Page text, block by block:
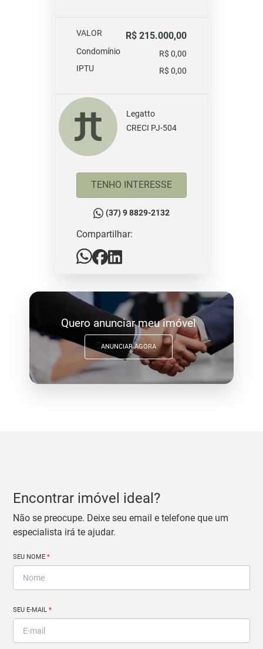
VALOR R$ 215.000,00
Condomínio
R$ 0,00
IPTU
R$ 0,00
Legatto
CRECI PJ-504
TENHO INTERESSE
(37) 9 8829-2132
Compartilhar:
Quero anunciar meu imóvel
ANUNCIAR AGORA
Encontrar imóvel ideal?
Não se preocupe. Deixe seu email e telefone que um
especialista irá te ajudar.
SEU NOME*
SEU E-MAIL*